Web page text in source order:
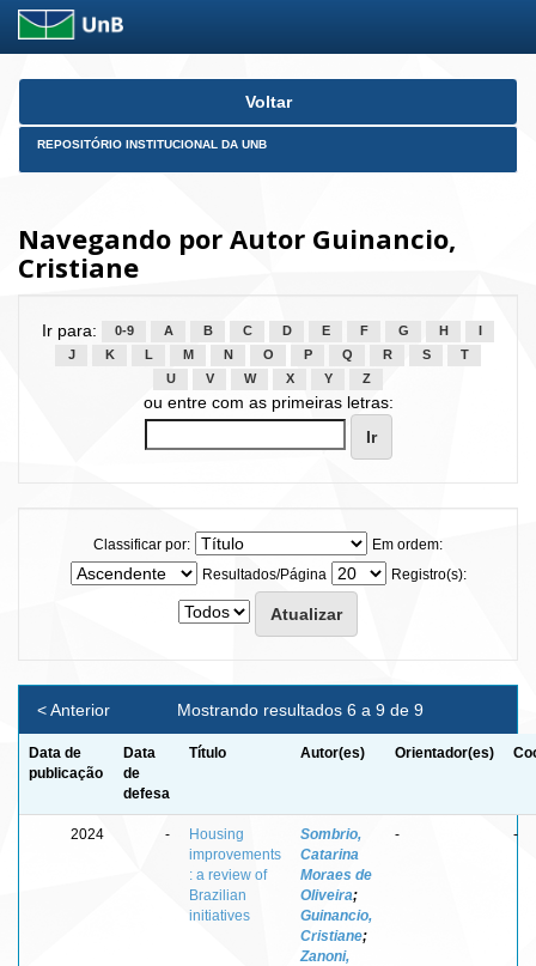
Skip
Voltar
REPOSITÓRIO INSTITUCIONAL DA UNB
Navegando por Autor Guinancio,
Cristiane
Ir para: 0-9 A B C D E F G H
J
K L M N O P Q R S
T
U
V W X Y Z
ou entre com as primeiras letras:
Classificar por:
Em ordem:
Resultados/Página
Registro(s):
Mostrando resultados 6 a 9 de 9
< Anterior
Data de
publicação
Data
de
defesa
Título Autor(es) Orientador(es)
2024 -
Housing
improvements
: a review of
Brazilian
initiatives
Sombrio,
Catarina
Moraes de
Oliveira;
Guinancio,
Cristiane;
Zanoni,
- -